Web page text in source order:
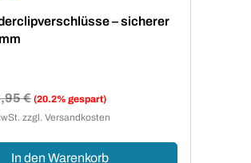
– sicherer
Preis:
€ (20.2% gespart)
zzgl. Versandkosten
In den Warenkorb